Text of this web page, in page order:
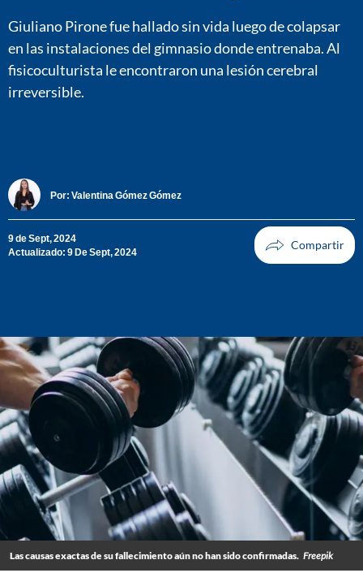
Giuliano Pirone fue hallado sin vida luego de colapsar
en las instalaciones del gimnasio donde entrenaba. Al
fisicoculturista le encontraron una lesión cerebral
irreversible.
Por: Valentina Gómez Gómez
9 de Sept, 2024
Actualizado: 9 De Sept, 2024
Las causas exactas de su fallecimiento aún no han sido confirmadas. Freepik